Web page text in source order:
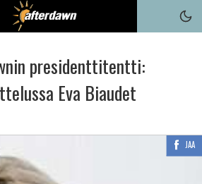
presidenttitentti:
Eva Biaudet
JAA